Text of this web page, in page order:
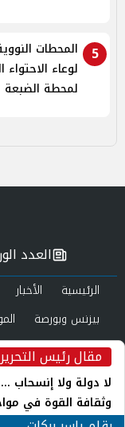
5
المحطات
لوعاء
لمحطة الضبعة
مقال رئيس التحرير
لا دولة ولا إنسحاب
وثقافة القوة في
المجهول
العدد
الرئيسية الأخبار
بيزنس وبورصة
صحة وجمال
عرب
العدد الورقي
من نحن